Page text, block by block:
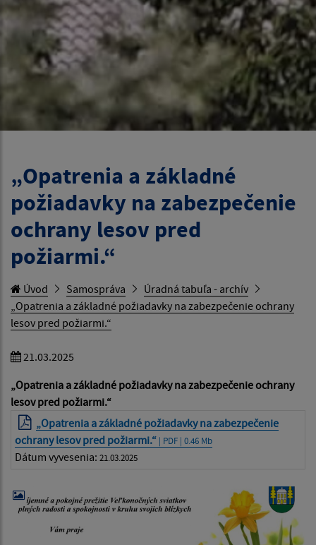
„Opatrenia a základné
požiadavky na zabezpečenie
ochrany lesov pred
požiarmi.“
Úvod Samospráva
Úradná tabuľa - archív
„Opatrenia a základné požiadavky na zabezpečenie ochrany
lesov pred požiarmi.“
21.03.2025
„Opatrenia a základné požiadavky na zabezpečenie ochrany
lesov pred požiarmi.“
„Opatrenia a základné požiadavky na zabezpečenie
ochrany lesov pred požiarmi.“ | PDF | 0.46 Mb
Dátum vyvesenia: 21.03.2025